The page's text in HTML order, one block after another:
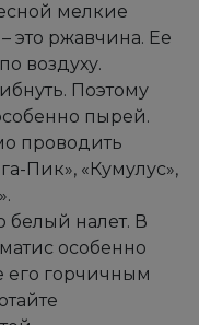
мелкие
это ржавчина. Ее
воздуху.
Поэтому
пырей.
проводить
Пик», «Кумулус»,
белый налет. В
особенно
его горчичным